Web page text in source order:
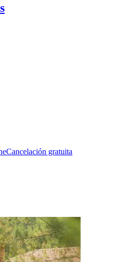
Cancelación gratuita